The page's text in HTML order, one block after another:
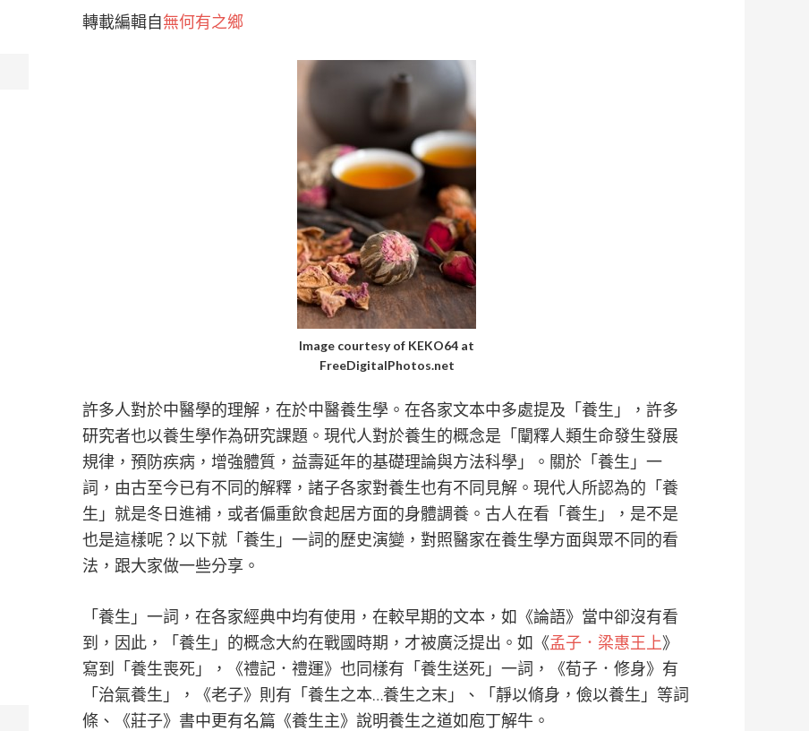
轉載編輯自無何有之鄉
Image courtesy of KEKO64 at
FreeDigitalPhotos.net
許多人對於中醫學的理解，在於中醫養生學。在各家文本中多處提及「養生」，許多
研究者也以養生學作為研究課題。現代人對於養生的概念是「闡釋人類生命發生發展
規律，預防疾病，增強體質，益壽延年的基礎理論與方法科學」。關於「養生」一
詞，由古至今已有不同的解釋，諸子各家對養生也有不同見解。現代人所認為的「養
生」就是冬日進補，或者偏重飲食起居方面的身體調養。古人在看「養生」，是不是
也是這樣呢？以下就「養生」一詞的歷史演變，對照醫家在養生學方面與眾不同的看
法，跟大家做一些分享。
「養生」一詞，在各家經典中均有使用，在較早期的文本，如《論語》當中卻沒有看
到，因此，「養生」的概念大約在戰國時期，才被廣泛提出。如《孟子．梁惠王上》
寫到「養生喪死」，《禮記．禮運》也同樣有「養生送死」一詞，《荀子．修身》有
「治氣養生」，《老子》則有「養生之本…養生之末」、「靜以脩身，儉以養生」等詞
條、《莊子》書中更有名篇《養生主》說明養生之道如庖丁解牛。